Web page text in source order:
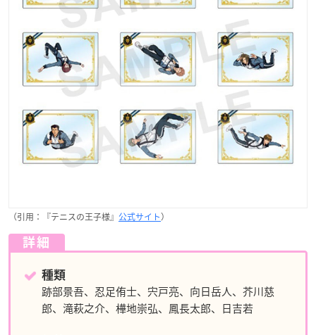
（引用：『テニスの王子様』 公式サイト）
詳細
種類
跡部景吾、忍足侑士、宍戸亮、向日岳人、芥川慈
郎、滝萩之介、樺地崇弘、鳳長太郎、日吉若